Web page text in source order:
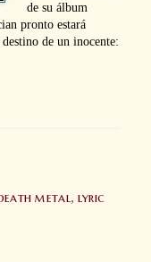
de su álbum
pronto estará
de un inocente:
metal, lyric